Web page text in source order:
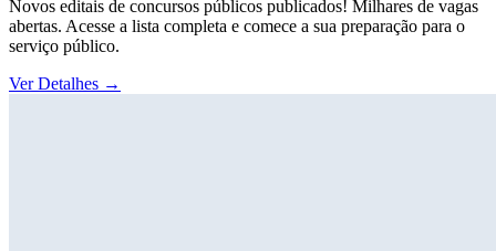
Novos editais de concursos públicos publicados! Milhares de vagas
abertas. Acesse a lista completa e comece a sua preparação para o
serviço público.
Ver Detalhes →